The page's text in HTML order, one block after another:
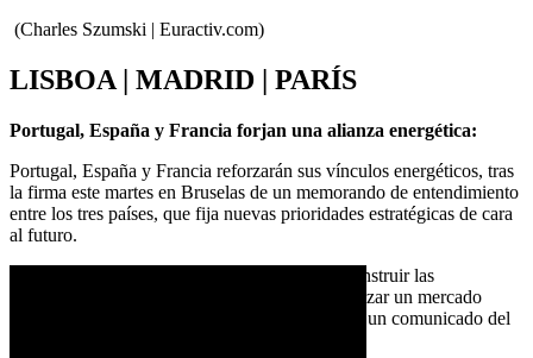
(Charles Szumski | Euractiv.com)
LISBOA | MADRID | PARÍS
Portugal, España y Francia forjan una alianza energética:
Portugal, España y Francia reforzarán sus vínculos energéticos, tras
la firma este martes en Bruselas de un memorando de entendimiento
entre los tres países, que fija nuevas prioridades estratégicas de cara
al futuro.
Los firmantes destacaron «la importancia de construir las
infraestructuras energéticas necesarias para realizar un mercado
interior de la energía seguro y eficiente», según un comunicado del